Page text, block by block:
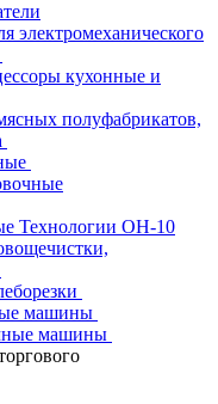
электромеханического
кухонные и
полуфабрикатов,
Технологии ОН-10
машины
машины